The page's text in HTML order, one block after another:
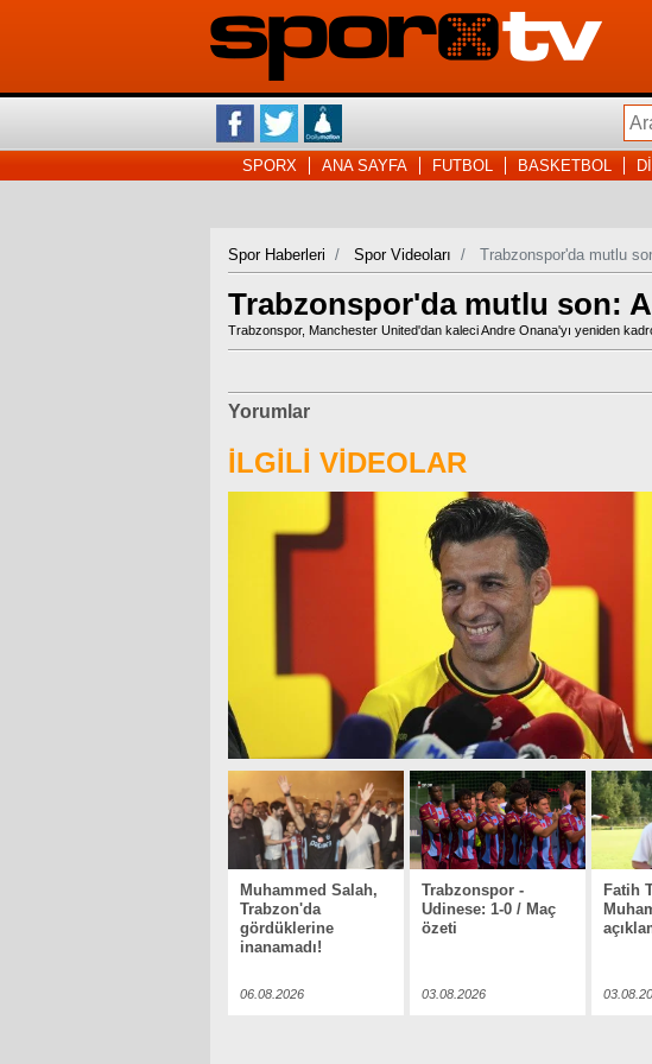
SPORX ANA SAYFA FUTBOL BASKETBOL
Spor Haberleri Spor Videoları Trabzonspor'da mutlu
Trabzonspor'da mutlu son:
Trabzonspor, Manchester United'dan kaleci Andre Onana'yı yeniden
Yorumlar
İLGİLİ VİDEOLAR
Muhammed Salah,
Trabzon'da
gördüklerine
inanamadı!
06.08.2026
Trabzonspor -
Udinese: 1-0 / Maç
özeti
03.08.2026
Fatih